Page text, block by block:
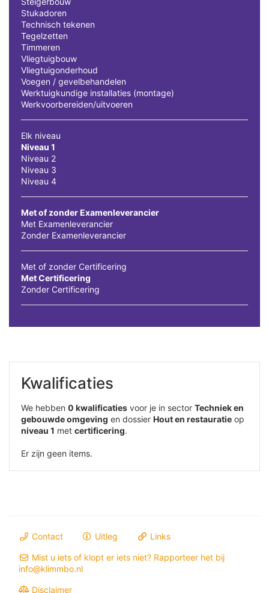
Stukadoren
Technisch tekenen
Tegelzetten
Timmeren
Vliegtuigbouw
Vliegtuigonderhoud
Voegen / gevelbehandelen
Werktuigkundige installaties (montage)
Werkvoorbereiden/uitvoeren
Elk niveau
Niveau 1
Niveau 2
Niveau 3
Niveau 4
Met of zonder Examenleverancier
Met Examenleverancier
Zonder Examenleverancier
Met of zonder Certificering
Met Certificering
Zonder Certificering
Kwalificaties
We hebben 0 kwalificaties voor je in sector Techniek en
gebouwde omgeving en dossier Hout en restauratie op
niveau 1 met certificering.
Er zijn geen items.
Contact Uitleg Links
Mist u iets of klopt er iets niet? Rapporteer het bij
info@klimmbo.nl
Disclaimer